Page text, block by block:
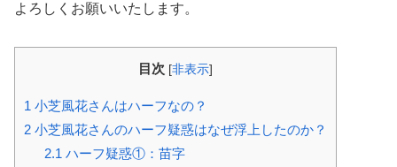
よろしくお願いいたします。
目次 [非表示]
1 小芝風花さんはハーフなの？
2 小芝風花さんのハーフ疑惑はなぜ浮上したのか？
2.1 ハーフ疑惑①：苗字